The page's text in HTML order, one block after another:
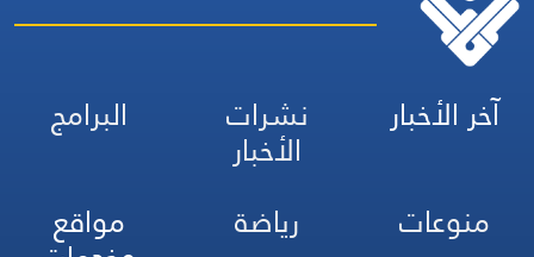
آخر الأخبار نشرات
الأخبار
البرامج
منوعات
رياضة مواقع